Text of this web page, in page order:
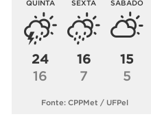
QUINTA
24
16
SEXTA
16
7
SÁBADO
15
5
Fonte: CPPMet / UFPel